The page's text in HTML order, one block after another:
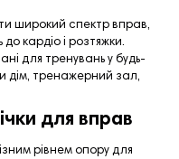
широкий спектр вправ,
кардіо і розтяжки.
для тренувань у будь-
дім, тренажерний зал,
для вправ
рівнем опору для